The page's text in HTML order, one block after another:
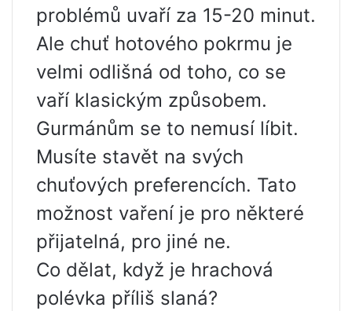
problémů uvaří za 15-20 minut.
Ale chuť hotového pokrmu je
velmi odlišná od toho, co se
vaří klasickým způsobem.
Gurmánům se to nemusí líbit.
Musíte stavět na svých
chuťových preferencích. Tato
možnost vaření je pro některé
přijatelná, pro jiné ne.
Co dělat, když je hrachová
polévka příliš slaná?